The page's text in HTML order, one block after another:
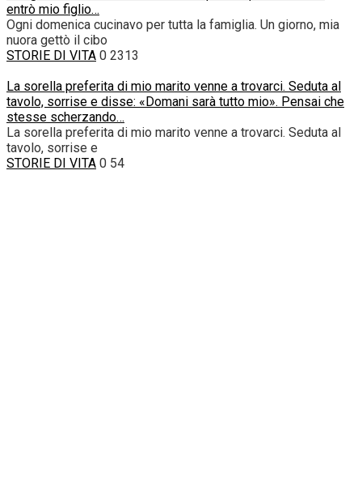
entrò mio figlio…
Ogni domenica cucinavo per tutta la famiglia. Un giorno, mia
nuora gettò il cibo
STORIE DI VITA 0 2313
La sorella preferita di mio marito venne a trovarci. Seduta al
tavolo, sorrise e disse: «Domani sarà tutto mio». Pensai che
stesse scherzando…
La sorella preferita di mio marito venne a trovarci. Seduta al
tavolo, sorrise e
STORIE DI VITA 0 54